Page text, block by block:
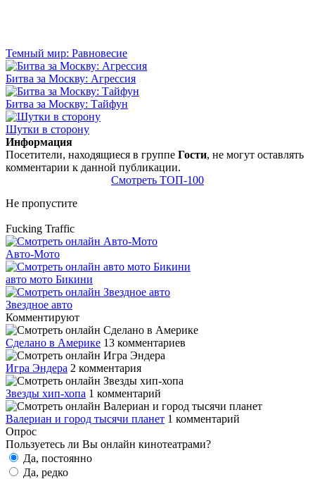
Темный мир: Равновесие
Битва за Москву: Агрессия
Битва за Москву: Тайфун
Шутки в сторону
Информация
Посетители, находящиеся в группе Гости, не могут оставлять
комментарии к данной публикации.
Смотреть ТОП-100
Не пропустите
Fucking Traffic
Авто-Мото
авто мото Бикини
Звездное авто
Комментируют
Сделано в Америке 13 комментариев
Игра Эндера 2 комментария
Звезды хип-хопа 1 комментарий
Валериан и город тысячи планет 1 комментарий
Опрос
Пользуетесь ли Вы онлайн кинотеатрами?
Да, постоянно
Да, редко